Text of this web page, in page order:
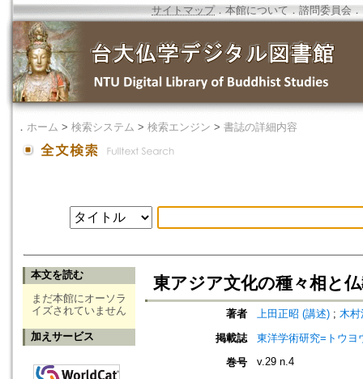
サイトマップ．本館について ． 諮問委員会 ．
． ホーム > 検索システム > 検索エンジン > 書誌の詳細内容
本文を読む
まだ本館にオーソラ
イズされていません
加えサービス
東アジア文化の種々相と
著者 上田正昭 (講述) ; 木村
掲載誌
東洋学術研究=トウヨ
巻号
v.29 n.4